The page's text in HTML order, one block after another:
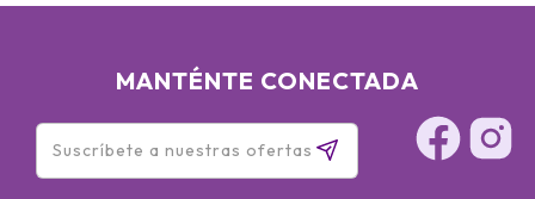
MANTÉNTE CONECTADA